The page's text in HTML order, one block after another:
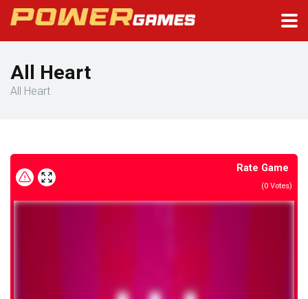
All Heart
All Heart
Rate Game
(0 Votes)